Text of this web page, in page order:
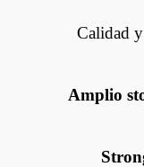
Calidad
Amplio